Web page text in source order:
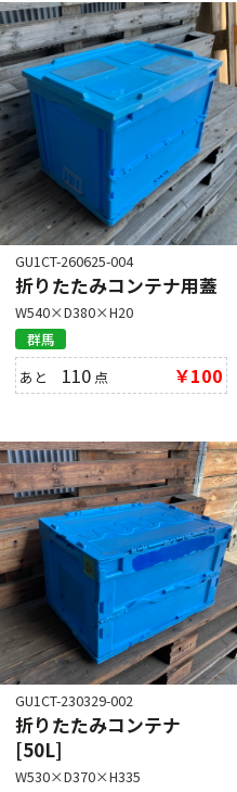
GU1CT-260625-004
折りたたみコンテナ用蓋
W540×D380×H20
群馬
あと 110 点 ￥100
GU1CT-230329-002
折りたたみコンテナ
[50L]
W530×D370×H335